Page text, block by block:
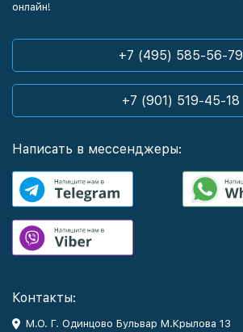
онлайн!
+7 (495) 585-56-79
+7 (901) 519-45-18
Написать в мессенджеры:
Контакты:
М.О. Г. Одинцово Бульвар М.Крылова 13